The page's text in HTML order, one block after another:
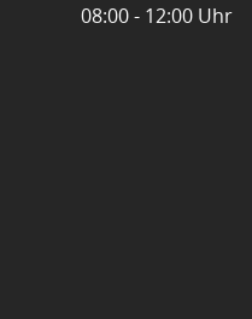
08:00 - 12:00 Uhr